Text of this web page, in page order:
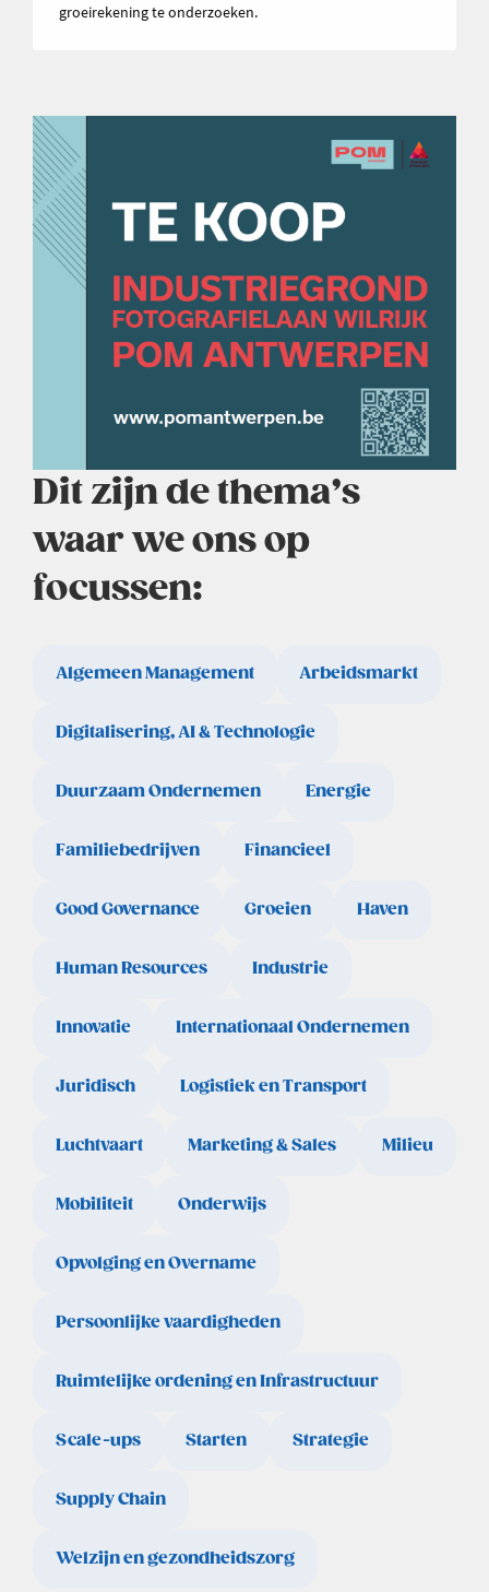
groeirekening te onderzoeken.
Dit zijn de thema’s
waar we ons op
focussen:
Algemeen Management Arbeidsmarkt
Digitalisering, AI & Technologie
Duurzaam Ondernemen Energie
Familiebedrijven Financieel
Good Governance Groeien Haven
Human Resources Industrie
Innovatie Internationaal Ondernemen
Juridisch Logistiek en Transport
Luchtvaart Marketing & Sales Milieu
Mobiliteit Onderwijs
Opvolging en Overname
Persoonlijke vaardigheden
Ruimtelijke ordening en Infrastructuur
Scale-ups Starten Strategie
Supply Chain
Welzijn en gezondheidszorg